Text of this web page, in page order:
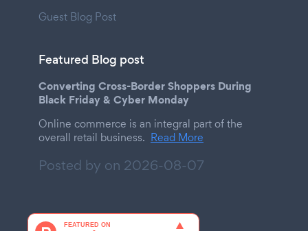
Guest Blog Post
Featured Blog post
Converting Cross-Border Shoppers During
Black Friday & Cyber Monday
Online commerce is an integral part of the
overall retail business. Read More
Posted by on 2026-08-07